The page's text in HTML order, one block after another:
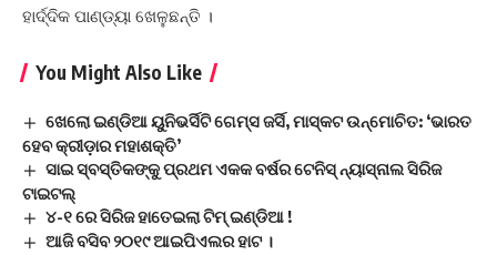
ହାର୍ଦ୍ଦିକ ପାଣ୍ଡ୍ୟା ଖେଳୁଛନ୍ତି ।
You Might Also Like
ଖେଲୋ ଇଣ୍ଡିଆ ୟୁନିଭର୍ସିଟି ଗେମ୍ସ ଜର୍ସି, ମାସ୍କଟ ଉନ୍ମୋଚିତ: ‘ଭାରତ
ହେବ କ୍ରୀଡ଼ାର ମହାଶକ୍ତି’
ସାଇ ସ୍ବସ୍ତିକଙ୍କୁ ପ୍ରଥମ ଏକକ ବର୍ଷର ଟେନିସ୍‌ ନ୍ୟାସ୍‌ନାଲ ସିରିଜ
ଟାଇଟଲ୍‌
୪-୧ ରେ ସିରିଜ ହାତେଇଲା ଟିମ୍ ଇଣ୍ଡିଆ !
ଆଜି ବସିବ ୨୦୧୯ ଆଇପିଏଲର ହାଟ ।